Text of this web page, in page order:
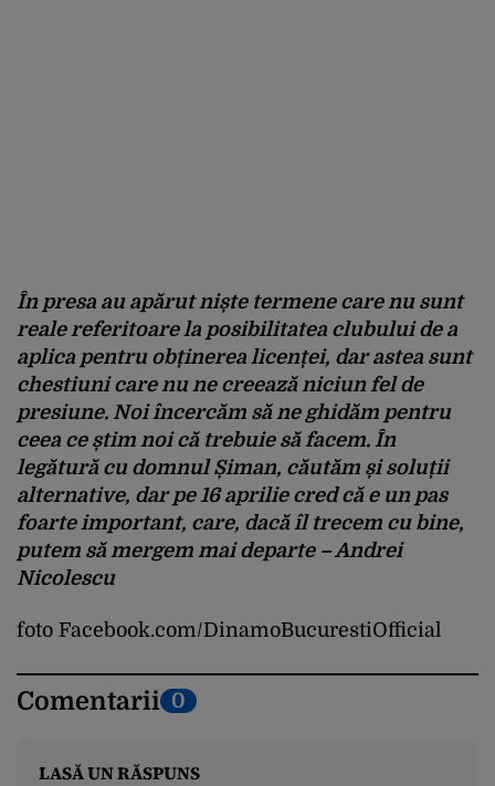
În presa au apărut niște termene care nu sunt
reale referitoare la posibilitatea clubului de a
aplica pentru obținerea licenței, dar astea sunt
chestiuni care nu ne creează niciun fel de
presiune. Noi încercăm să ne ghidăm pentru
ceea ce știm noi că trebuie să facem. În
legătură cu domnul Șiman, căutăm și soluții
alternative, dar pe 16 aprilie cred că e un pas
foarte important, care, dacă îl trecem cu bine,
putem să mergem mai departe – Andrei
Nicolescu
foto Facebook.com/DinamoBucurestiOfficial
Comentarii 0
LASĂ UN RĂSPUNS